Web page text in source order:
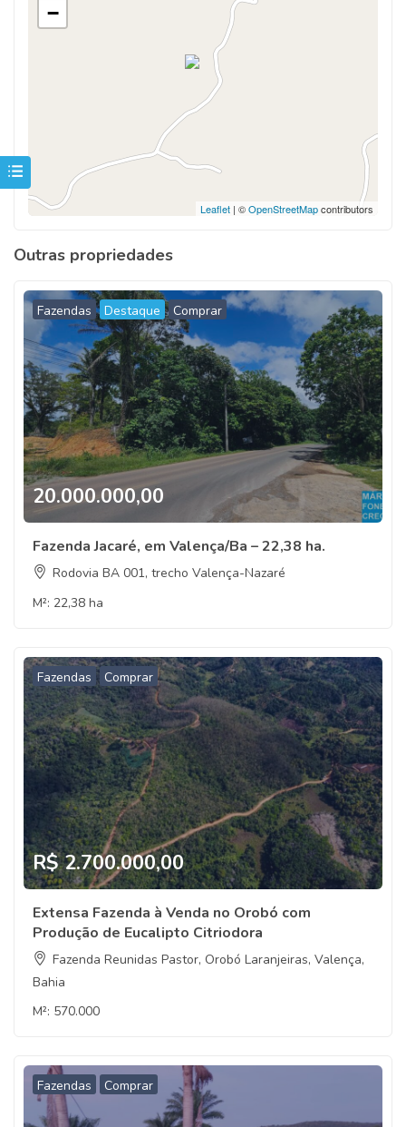
−
Leaflet | ©OpenStreetMapcontributors
Outras propriedades
Fazendas Destaque Comprar
20.000.000,00
Fazenda Jacaré, em Valença/Ba – 22,38 ha.
Rodovia BA 001, trecho Valença-Nazaré
M²: 22,38 ha
Fazendas Comprar
R$ 2.700.000,00
Extensa Fazenda à Venda no Orobó com
Produção de Eucalipto Citriodora
Fazenda Reunidas Pastor, Orobó Laranjeiras, Valença,
Bahia
M²: 570.000
Fazendas Comprar